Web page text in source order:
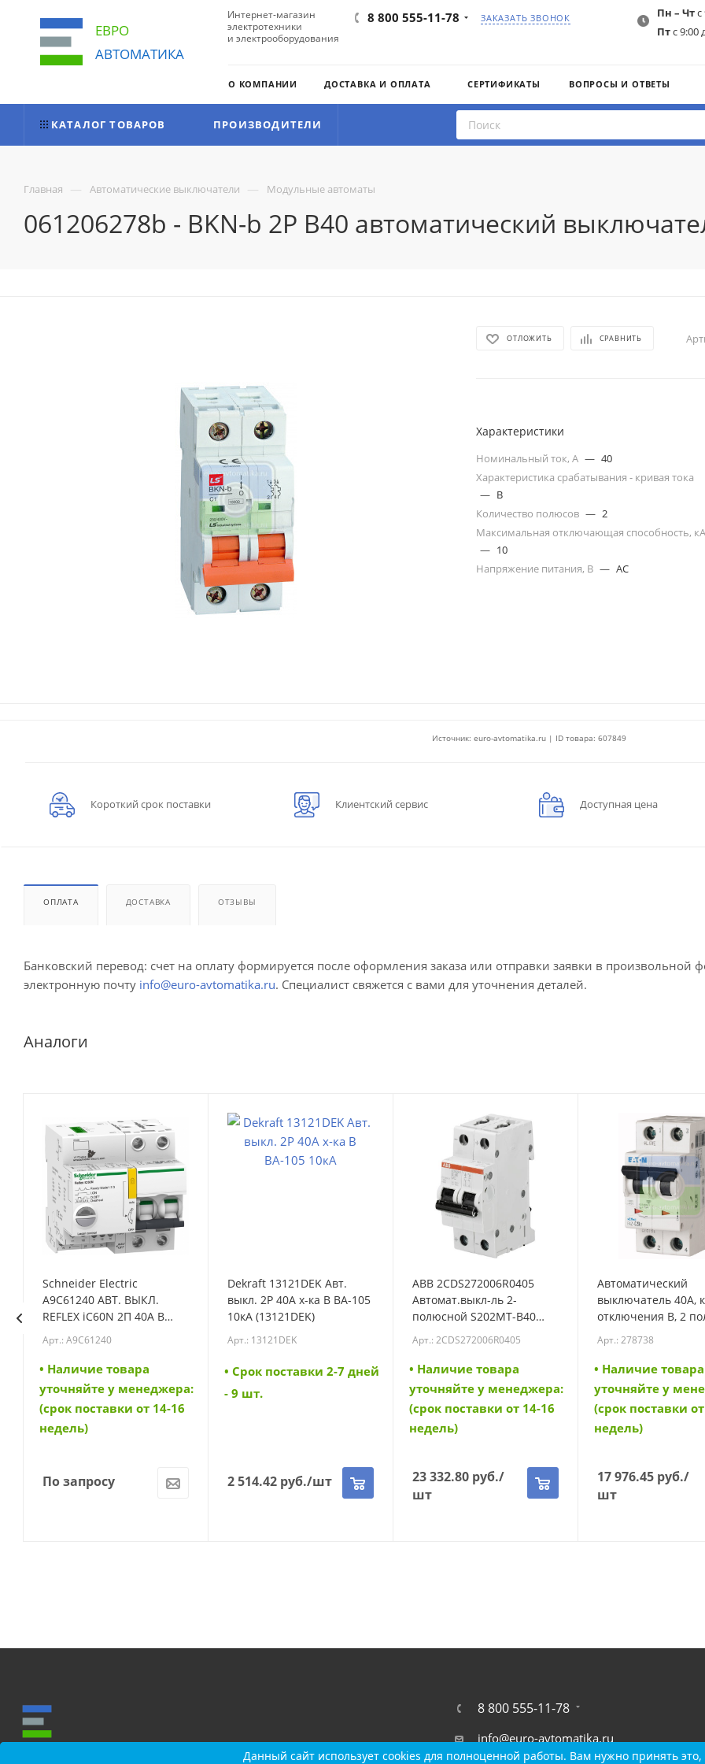
ЕВРО
АВТОМАТИКА
Интернет-магазин
электротехники
и электрооборудования
8 800 555-11-78 ЗАКАЗАТЬ ЗВОНОК Пн – Чтс
Птс 9:00
О КОМПАНИИ ДОСТАВКА И ОПЛАТА СЕРТИФИКАТЫ ВОПРОСЫ И ОТВЕТЫ
КАТАЛОГ ТОВАРОВ ПРОИЗВОДИТЕЛИ
Главная — Автоматические выключатели — Модульные автоматы
061206278b - BKN-b 2P B40 автоматический
ОТЛОЖИТЬ СРАВНИТЬ
Характеристики
Номинальный ток, А — 40
Характеристика срабатывания - кривая тока
— B
Количество полюсов — 2
Максимальная отключающая способность, кА
— 10
Напряжение питания, В — AC
Источник: euro-avtomatika.ru | ID товара: 607849
Короткий срок поставки Клиентский сервис Доступная цена
ОПЛАТА ДОСТАВКА ОТЗЫВЫ
Банковский перевод: счет на оплату формируется после оформления заказа или отправки заявки в произвольной
электронную почту info@euro-avtomatika.ru. Специалист свяжется с вами для уточнения деталей.
Аналоги
Schneider Electric
A9C61240 АВТ. ВЫКЛ.
REFLEX iC60N 2П 40A B
Арт.: A9C61240
• Наличие товара
уточняйте у менеджера:
(срок поставки от 14-16
недель)
По запросу
Dekraft 13121DEK Авт.
выкл. 2P 40A х-ка B ВА-105
10кА (13121DEK)
Арт.: 13121DEK
• Cрок поставки 2-7 дней
- 9 шт.
2 514.42 руб./шт
ABB 2CDS272006R0405
Автомат.выкл-ль 2-
полюсной S202MT-B40
Арт.: 2CDS272006R0405
• Наличие товара
уточняйте у менеджера:
(срок поставки от 14-16
недель)
23 332.80руб./
шт
Автоматический
выключатель 40А,
отключения В, 2
(FAZ-B40/2) (278738)
Арт.: 278738
• Наличие товара
уточняйте у
(срок поставки
недель)
17 976.45руб./
шт
8 800 555-11-78
info@euro-avtomatika.ru
Данный сайт использует cookies для полноценной работы. Вам нужно принять это,
Данный сайт использует cookies для полноценной работы. Вам нужно принять это,